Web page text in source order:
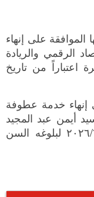
على إنهاء
الرقمي والريادة
اعتباراً من تاريخ
إنهاء خدمة عطوفة
أيمن عبد المجيد
مصلح المجالي اعتباراً من تاريخ ٢٠٢٦/٦/٩ لبلوغه السن